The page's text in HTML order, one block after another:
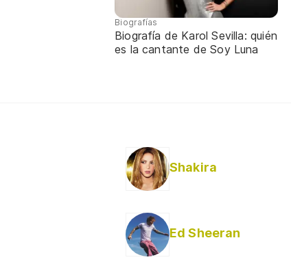
Biografías
Biografía de Karol Sevilla: quién
es la cantante de Soy Luna
Shakira
Ed Sheeran